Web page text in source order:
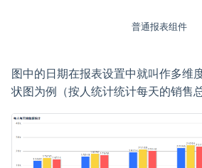
普通报表组件
图中的日期在报表设置中就叫作多维
状图为例（按人统计统计每天的销售